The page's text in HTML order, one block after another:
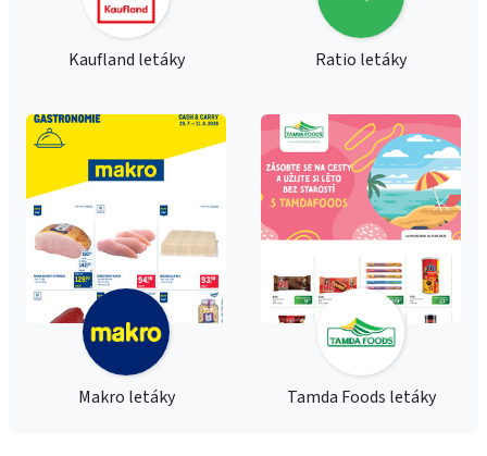
Kaufland letáky Ratio letáky
Makro letáky Tamda Foods letáky